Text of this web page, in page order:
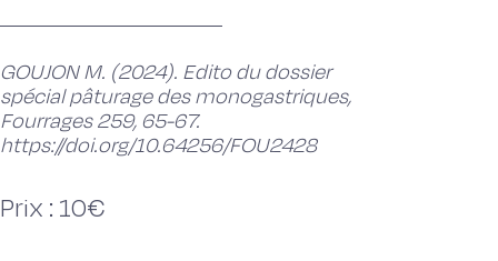
GOUJON M. (2024). Edito du dossier
spécial pâturage des monogastriques,
Fourrages 259, 65-67.
https://doi.org/10.64256/FOU2428
Prix : 10€